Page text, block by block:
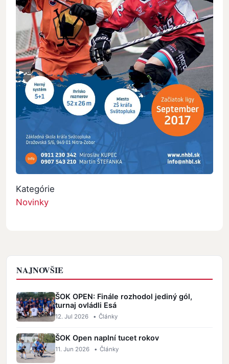
Kategórie
Novinky
NAJNOVŠIE
ŠOK OPEN: Finále rozhodol jediný gól,
turnaj ovládli Esá
12. Jul 2026 • Články
ŠOK Open naplní tucet rokov
11. Jun 2026 • Články